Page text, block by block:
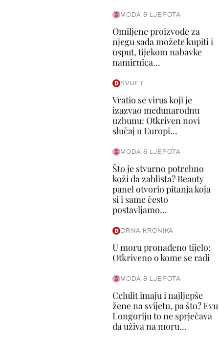
MODA & LJEPOTA
Omiljene proizvode za
njegu sada možete kupiti i
usput, tijekom nabavke
namirnica...
SVIJET
Vratio se virus koji je
izazvao međunarodnu
uzbunu: Otkriven novi
slučaj u Europi...
MODA & LJEPOTA
Što je stvarno potrebno
koži da zablista? Beauty
panel otvorio pitanja koja
si i same često
postavljamo...
CRNA KRONIKA
U moru pronađeno tijelo:
Otkriveno o kome se radi
MODA & LJEPOTA
Celulit imaju i najljepše
žene na svijetu, pa što? Evu
Longoriju to ne sprječava
da uživa na moru...